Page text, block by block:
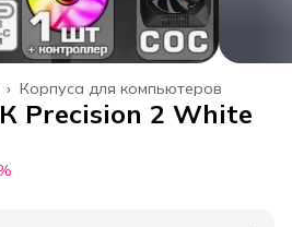
Корпуса для компьютеров
›
Precision 2 White